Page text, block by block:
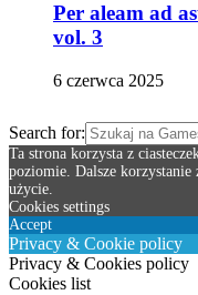
Per aleam ad
vol. 3
6 czerwca 2025
Search for:
Ta strona korzysta z
poziomie. Dalsze korzystanie
użycie.
Cookies settings
Accept
Privacy & Cookie policy
Privacy & Cookies policy
Cookies list